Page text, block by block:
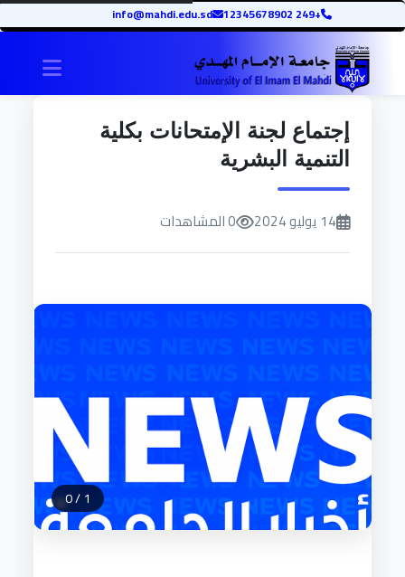
+249 12345678902
info@mahdi.edu.sd
إجتماع لجنة الإمتحانات بكلية
التنمية البشرية
14 يوليو 2024 0 المشاهدات
1
/
0